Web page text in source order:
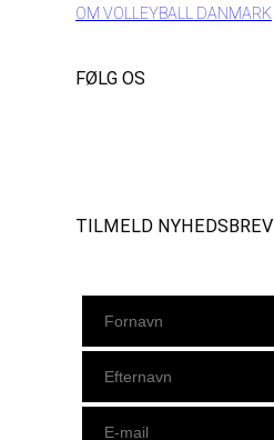
OM VOLLEYBALL DANMARK
FØLG OS
TILMELD NYHEDSBREV